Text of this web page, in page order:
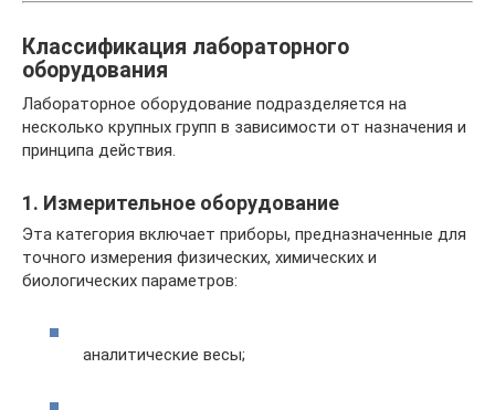
Классификация лабораторного
оборудования
Лабораторное оборудование подразделяется на
несколько крупных групп в зависимости от назначения и
принципа действия.
1. Измерительное оборудование
Эта категория включает приборы, предназначенные для
точного измерения физических, химических и
биологических параметров:
аналитические весы;